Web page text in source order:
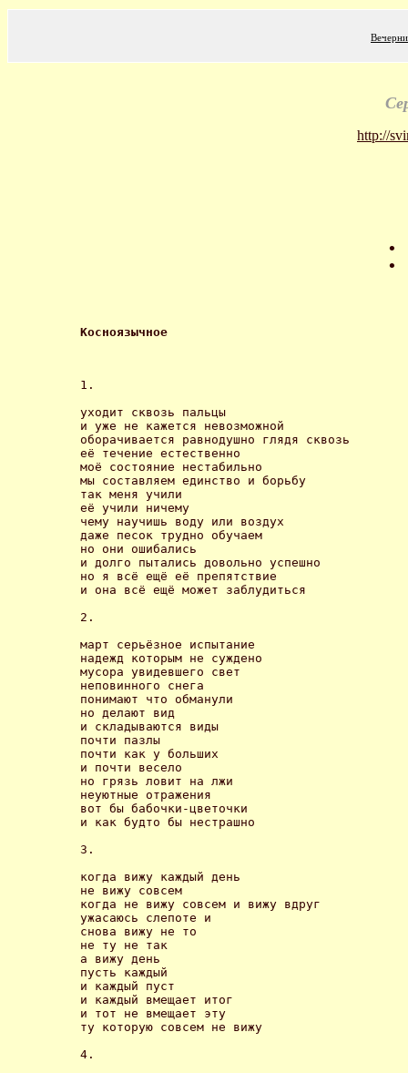
http://
Косноязычное
1.
уходит сквозь пальцы
и уже не кажется невозможной
оборачивается равнодушно глядя сквозь
её течение естественно
моё состояние нестабильно
мы составляем единство и борьбу
так меня учили
её учили ничему
чему научишь воду или воздух
даже песок трудно обучаем
но они ошибались
и долго пытались довольно успешно
но я всё ещё её препятствие
и она всё ещё может заблудиться
2.
март серьёзное испытание
надежд которым не суждено
мусора увидевшего свет
неповинного снега
понимают что обманули
но делают вид
и складываются виды
почти пазлы
почти как у больших
и почти весело
но грязь ловит на лжи
неуютные отражения
вот бы бабочки-цветочки
и как будто бы нестрашно
3.
когда вижу каждый день
не вижу совсем
когда не вижу совсем и вижу вдруг
ужасаюсь слепоте и
снова вижу не то
не ту не так
а вижу день
пусть каждый
и каждый пуст
и каждый вмещает итог
и тот не вмещает эту
ту которую совсем не вижу
4.